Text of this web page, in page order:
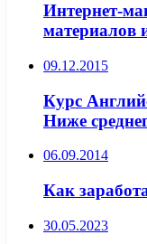
Интернет-
материалов
09.12.2015
Курс
Ниже
06.09.2014
Как
30.05.2023